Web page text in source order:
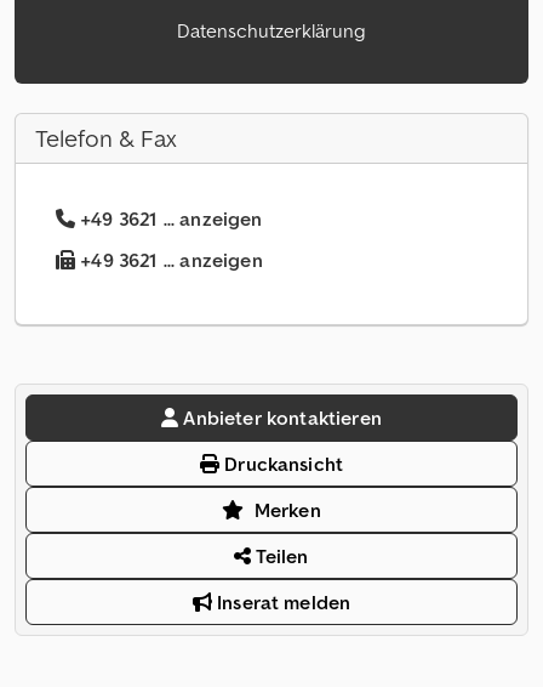
Datenschutzerklärung
Telefon & Fax
+49 3621 ... anzeigen
+49 3621 ... anzeigen
Anbieter kontaktieren
Druckansicht
Merken
Teilen
Inserat melden